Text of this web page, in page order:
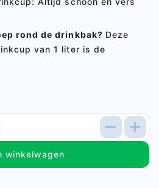
rond de drinkbak? Deze
van 1 liter is de
winkelwagen